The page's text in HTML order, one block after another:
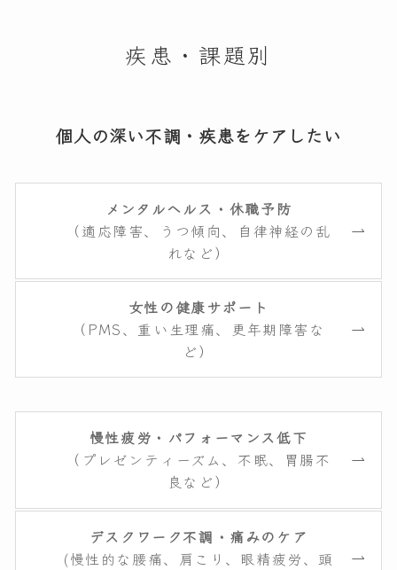
疾患・課題別
個人の深い不調・疾患をケアしたい
メンタルヘルス・休職予防
（適応障害、うつ傾向、自律神経の乱
れなど）
女性の健康サポート
（PMS、重い生理痛、更年期障害な
ど）
慢性疲労・パフォーマンス低下
（プレゼンティーズム、不眠、胃腸不
良など）
デスクワーク不調・痛みのケア
(慢性的な腰痛、肩こり、眼精疲労、頭